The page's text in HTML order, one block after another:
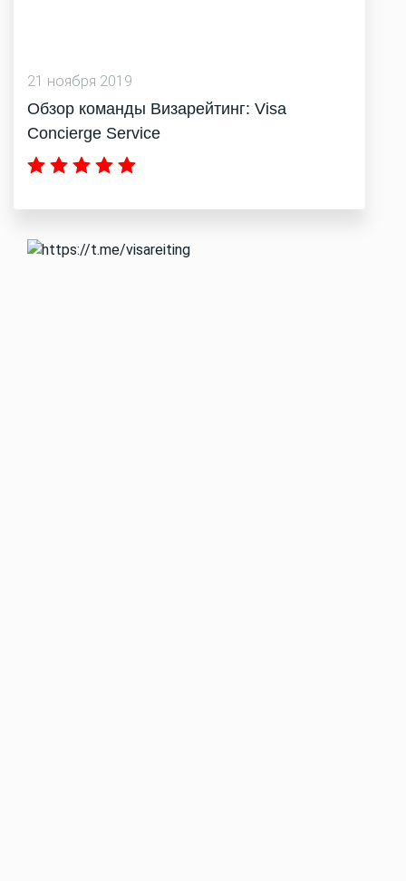
21 ноября 2019
Обзор команды Визарейтинг: Visa
Concierge Service